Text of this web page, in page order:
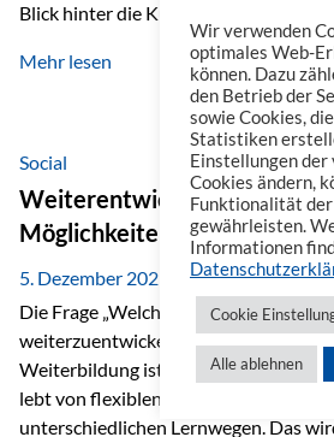
Blick hinter die Kulissen auf eine
beeindruckender Geschichte,
einem stabilen Fundament. Ein
Europa Die Vienna Insurance Group
Versicherungsgruppe in Zentral- und
50 Versicherungsgesellschaften in
verbindet sie regionale Stärke mit
Kompetenz.
Mehr lesen
Social
Weiterentwicklung im
Möglichkeiten es gibt
5. Dezember 2025
Die Frage „Welche Möglichkeiten gibt
weiterzuentwickeln?“ lässt sich heute
Weiterbildung ist längst kein starrer
lebt von flexiblen Formaten,
unterschiedlichen Lernwegen. Das
Wir verwenden
optimales Web-
können. Dazu
den Betrieb der
sowie Cookies,
Statistiken
Einstellungen der
Cookies ändern,
Funktionalität
gewährleisten.
Informationen
Cookie
Alle ablehnen